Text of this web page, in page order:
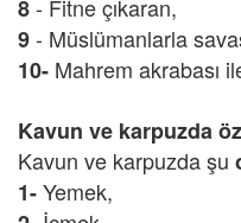
8- Fitne çıkaran,
9- Müslümanlarla
10- Mahrem akrabası
Kavun ve karpuzda
Kavun ve karpuzda şu
1-Yemek,